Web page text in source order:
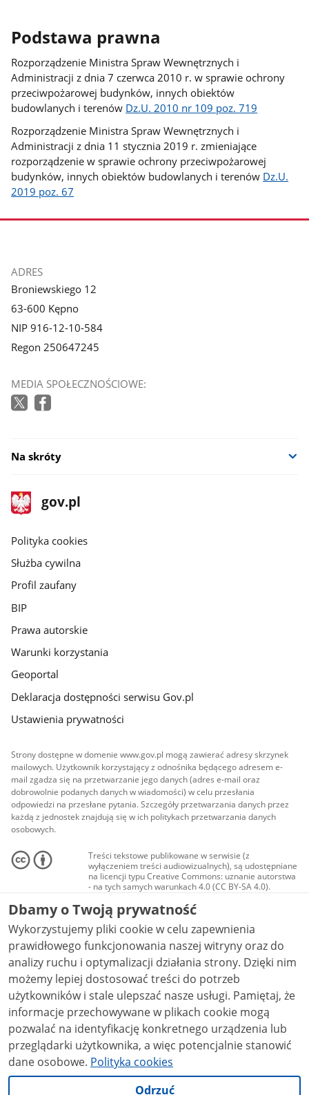
Podstawa prawna
Rozporządzenie Ministra Spraw Wewnętrznych i
Administracji z dnia 7 czerwca 2010 r. w sprawie ochrony
przeciwpożarowej budynków, innych obiektów
budowlanych i terenów Dz.U. 2010 nr 109 poz. 719
Rozporządzenie Ministra Spraw Wewnętrznych i
Administracji z dnia 11 stycznia 2019 r. zmieniające
rozporządzenie w sprawie ochrony przeciwpożarowej
budynków, innych obiektów budowlanych i terenów Dz.U.
2019 poz. 67
stopka
ADRES
Broniewskiego 12
63-600 Kępno
NIP 916-12-10-584
Regon 250647245
MEDIA SPOŁECZNOŚCIOWE:
Na skróty
stopka
gov.pl
Strona
gov.pl
gov.pl
Polityka cookies
Służba cywilna
Profil zaufany
BIP
Prawa autorskie
Warunki korzystania
Geoportal
Deklaracja dostępności serwisu Gov.pl
Ustawienia prywatności
Strony dostępne w domenie www.gov.pl mogą zawierać adresy skrzynek
mailowych. Użytkownik korzystający z odnośnika będącego adresem e-
mail zgadza się na przetwarzanie jego danych (adres e-mail oraz
dobrowolnie podanych danych w wiadomości) w celu przesłania
odpowiedzi na przesłane pytania. Szczegóły przetwarzania danych przez
każdą z jednostek znajdują się w ich politykach przetwarzania danych
osobowych.
Treści tekstowe publikowane w serwisie (z
wyłączeniem treści audiowizualnych), są udostępniane
na licencji typu Creative Commons: uznanie autorstwa
- na tych samych warunkach 4.0 (CC BY-SA 4.0).
Materiały audiowizualne, w tym zdjęcia, materiały
audio i wideo, są udostępniane na licencji typu
Creative Commons: uznanie autorstwa użycie
niekomercyjne - bez utworów zależnych 4.0 (CC BY-
NC-ND 4.0), o ile nie jest to stwierdzone inaczej.
Dbamy o Twoją prywatność
Wykorzystujemy pliki cookie w celu zapewnienia
prawidłowego funkcjonowania naszej witryny oraz do
analizy ruchu i optymalizacji działania strony. Dzięki nim
możemy lepiej dostosować treści do potrzeb
użytkowników i stale ulepszać nasze usługi. Pamiętaj, że
informacje przechowywane w plikach cookie mogą
pozwalać na identyfikację konkretnego urządzenia lub
przeglądarki użytkownika, a więc potencjalnie stanowić
dane osobowe. Polityka cookies
Odrzuć